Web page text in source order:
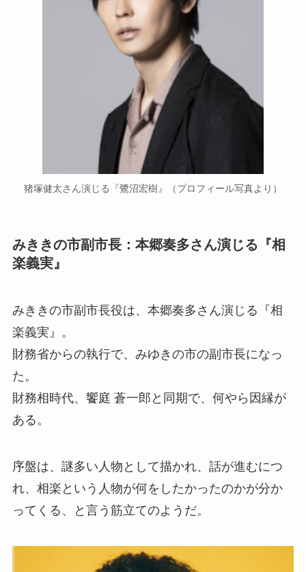
猪塚健太さん演じる『鷺沼宏樹』（プロフィール写真より）
みききの市副市長：本郷奏多さん演じる『相
楽義実』
みききの市副市長役は、本郷奏多さん演じる『相
楽義実』。
財務省からの執行で、みゆきの市の副市長になっ
た。
財務相時代、饗庭 蒼一郎と同期で、何やら因縁が
ある。
序盤は、謎多い人物として描かれ、話が進むにつ
れ、相楽という人物が何をしたかったのかが分か
ってくる、と言う筋立てのようだ。